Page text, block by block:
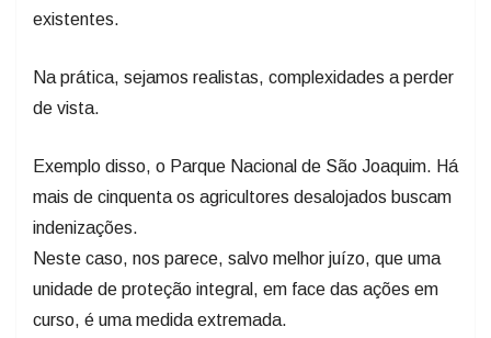
existentes.
Na prática, sejamos realistas, complexidades a perder
de vista.
Exemplo disso, o Parque Nacional de São Joaquim. Há
mais de cinquenta os agricultores desalojados buscam
indenizações.
Neste caso, nos parece, salvo melhor juízo, que uma
unidade de proteção integral, em face das ações em
curso, é uma medida extremada.